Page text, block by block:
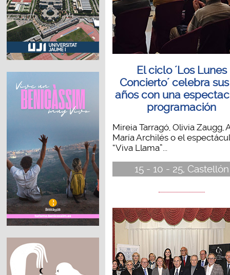
El ciclo ´Los Lunes
Concierto´ celebra
años con una
programación
Mireia Tarragó, Olivia Zaugg,
María Archilés o el
“Viva Llama”...
15 - 10 - 25, Castellón